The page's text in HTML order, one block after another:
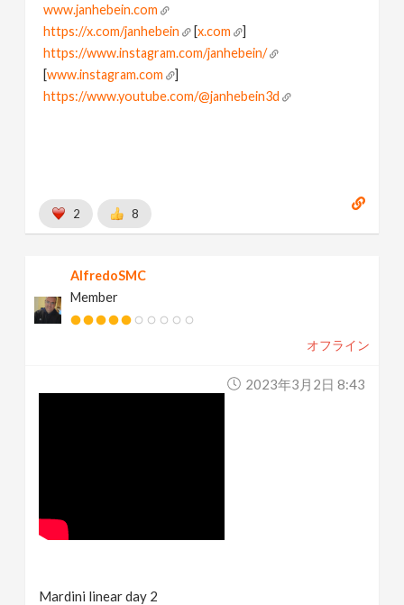
www.janhebein.com
https://x.com/janhebein
[x.com
]
https://www.instagram.com/janhebein/
[www.instagram.com
]
https://www.youtube.com/@janhebein3d
2 8
AlfredoSMC
Member
オフライン
2023年3月2日 8:43
Mardini linear day 2